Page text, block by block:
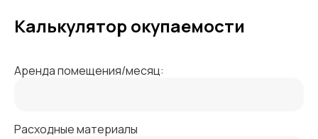
Калькулятор окупаемости
Аренда помещения/месяц:
Расходные материалы